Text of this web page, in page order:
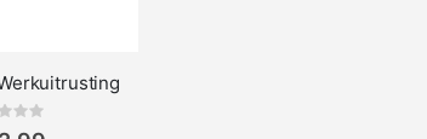
Rating: